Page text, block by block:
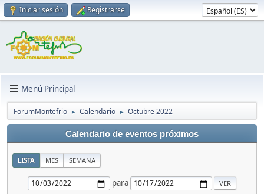
Iniciar sesión Registrarse
Menú Principal
ForumMontefrio ► Calendario ► Octubre 2022
Calendario de eventos próximos
LISTA MES SEMANA
para